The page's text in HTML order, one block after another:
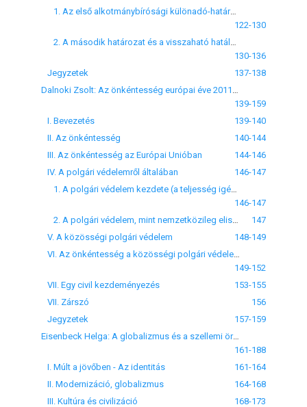
1. Az első alkotmánybírósági különadó-határozat
122-130
130-136
Jegyzetek
137-138
139-159
I. Bevezetés
139-140
II. Az önkéntesség
140-144
III. Az önkéntesség az Európai Unióban
144-146
IV. A polgári védelemről általában
146-147
146-147
147
V. A közösségi polgári védelem
148-149
149-152
VII. Egy civil kezdeményezés
153-155
VII. Zárszó
156
Jegyzetek
157-159
Eisenbeck Helga: A globalizmus és a szellemi örökség relációja
161-188
I. Múlt a jövőben - Az identitás
161-164
II. Modernizáció, globalizmus
164-168
III. Kultúra és civilizáció
168-173